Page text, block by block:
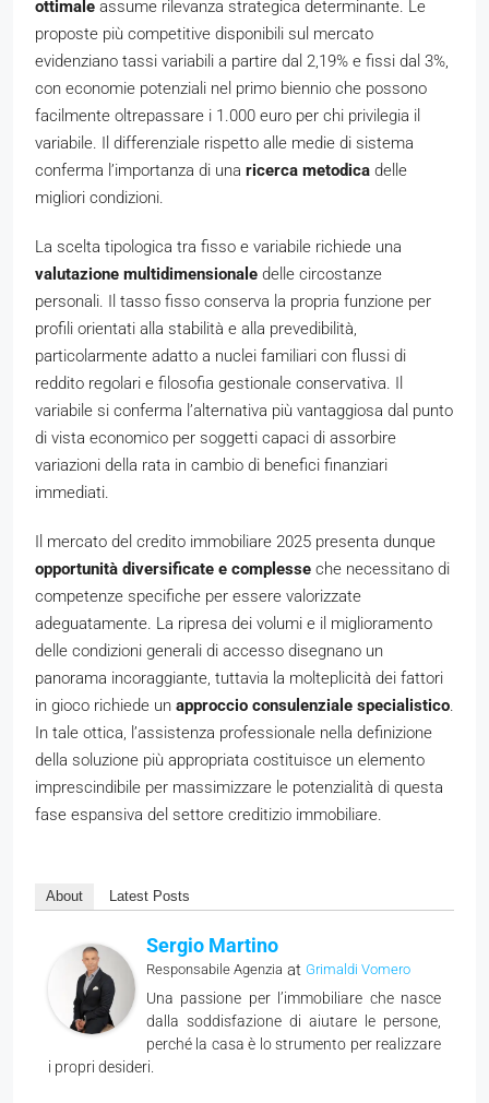
ottimale assume rilevanza strategica determinante. Le
proposte più competitive disponibili sul mercato
evidenziano tassi variabili a partire dal 2,19% e fissi dal 3%,
con economie potenziali nel primo biennio che possono
facilmente oltrepassare i 1.000 euro per chi privilegia il
variabile. Il differenziale rispetto alle medie di sistema
conferma l’importanza di una ricerca metodica delle
migliori condizioni.
La scelta tipologica tra fisso e variabile richiede una
valutazione multidimensionale delle circostanze
personali. Il tasso fisso conserva la propria funzione per
profili orientati alla stabilità e alla prevedibilità,
particolarmente adatto a nuclei familiari con flussi di
reddito regolari e filosofia gestionale conservativa. Il
variabile si conferma l’alternativa più vantaggiosa dal punto
di vista economico per soggetti capaci di assorbire
variazioni della rata in cambio di benefici finanziari
immediati.
Il mercato del credito immobiliare 2025 presenta dunque
opportunità diversificate e complesse che necessitano di
competenze specifiche per essere valorizzate
adeguatamente. La ripresa dei volumi e il miglioramento
delle condizioni generali di accesso disegnano un
panorama incoraggiante, tuttavia la molteplicità dei fattori
in gioco richiede un approccio consulenziale specialistico.
In tale ottica, l’assistenza professionale nella definizione
della soluzione più appropriata costituisce un elemento
imprescindibile per massimizzare le potenzialità di questa
fase espansiva del settore creditizio immobiliare.
About Latest Posts
Sergio Martino
Responsabile Agenzia at Grimaldi Vomero
Una passione per l’immobiliare che nasce
dalla soddisfazione di aiutare le persone,
perché la casa è lo strumento per realizzare
i propri desideri.